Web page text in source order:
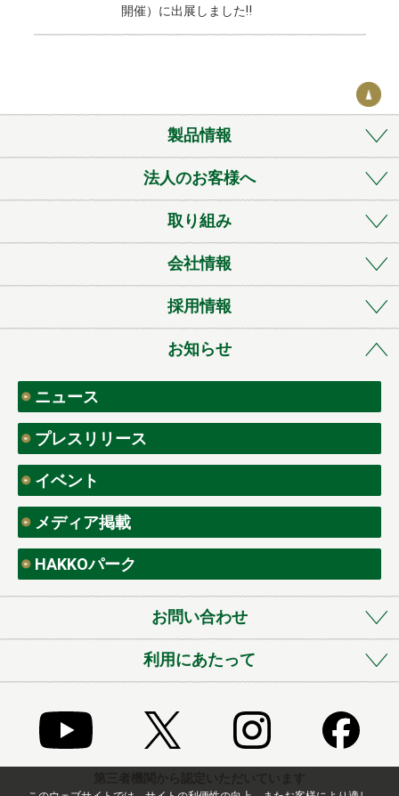
開催）に出展しました‼
製品情報
法人のお客様へ
取り組み
会社情報
採用情報
お知らせ
ニュース
プレスリリース
イベント
メディア掲載
HAKKOパーク
お問い合わせ
利用にあたって